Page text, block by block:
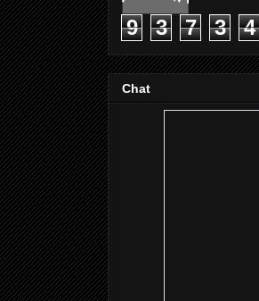
9 3 7 3 4
Chat